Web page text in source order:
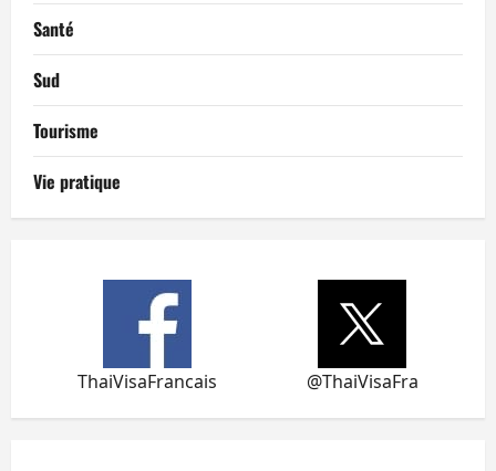
Santé
Sud
Tourisme
Vie pratique
ThaiVisaFrancais @ThaiVisaFra